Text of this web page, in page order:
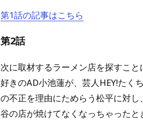
第1話の記事はこちら
第2話
次に取材するラーメン店を探すこ
好きのAD小池蓮が、芸人HEY!たく
の不正を理由にためらう松平に対
谷の店が焼けてなくなっちゃった